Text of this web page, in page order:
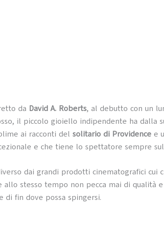
da David A. Roberts, al debutto con un
il piccolo gioiello indipendente ha dalla
ai racconti del solitario di Providence e
e che tiene lo spettatore sempre
dai grandi prodotti cinematografici cui
allo stesso tempo non pecca mai di qualità
di fin dove possa spingersi.